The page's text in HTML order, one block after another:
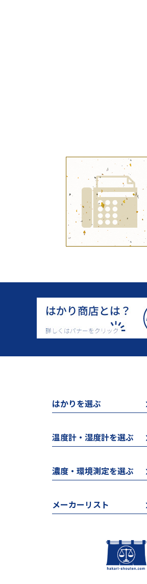
はかりを選ぶ
温度計・湿度計を選ぶ
濃度・環境測定を選ぶ
メーカーリスト